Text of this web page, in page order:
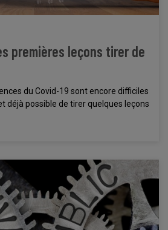
premières leçons tirer de
du Covid-19 sont encore difficiles
déjà possible de tirer quelques leçons